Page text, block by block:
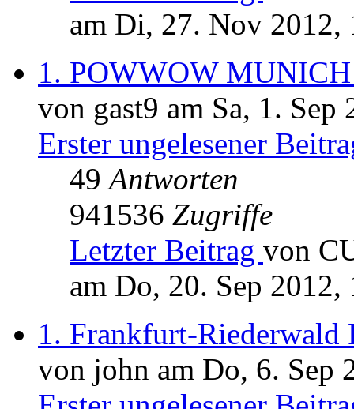
am Di, 27. Nov 2012,
1. POWWOW
von gast9 am Sa, 1. Sep
Erster ungelesener
49Antworten
941536 Zugriffe
Letzter Beitrag von
am Do, 20. Sep 2012,
1. Frankfurt-Riederwald
von john am Do, 6. Sep